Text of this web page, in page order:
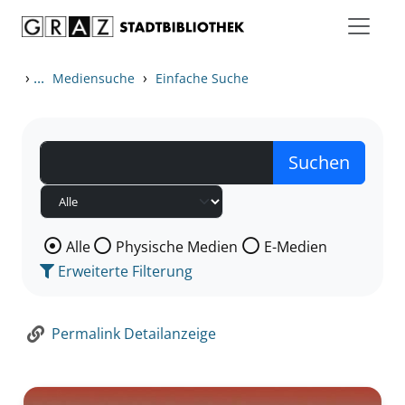
› ... Mediensuche › Einfache Suche
Wählen Sie die Medienart nach der Sie suchen wollen.
Alle Physische Medien
E-Medien
Erweiterte Filterung
Permalink Detailanzeige